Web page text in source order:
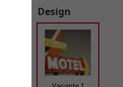
Design